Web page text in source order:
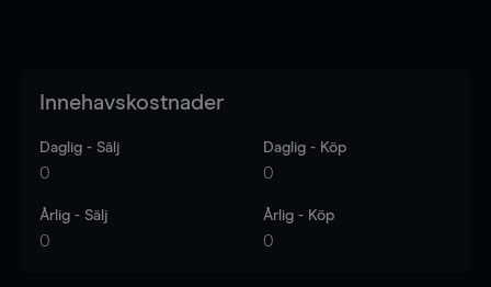
Innehavskostnader
Daglig - Sälj
0
Daglig - Köp
0
Årlig - Sälj
0
Årlig - Köp
0